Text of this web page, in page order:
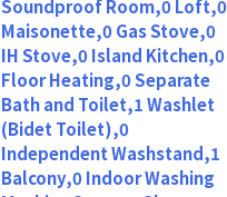
Soundproof Room,0 Loft,0
Maisonette,0 Gas Stove,0
IH Stove,0 Island Kitchen,0
Floor Heating,0 Separate
Bath and Toilet,1 Washlet
(Bidet Toilet),0
Independent Washstand,1
Balcony,0 Indoor Washing